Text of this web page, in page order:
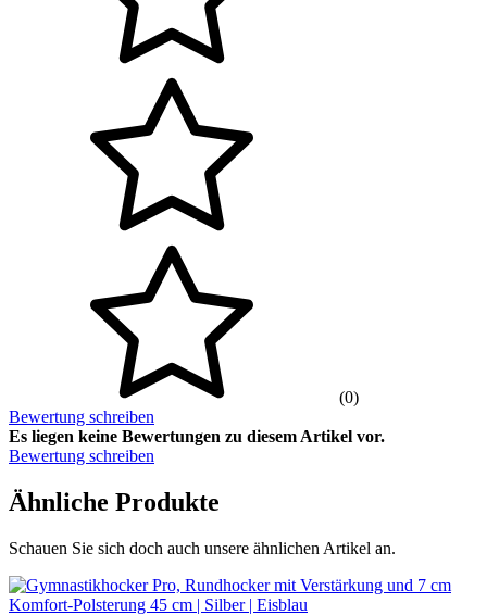
(0)
Bewertung schreiben
Es liegen keine Bewertungen zu diesem Artikel vor.
Bewertung schreiben
Ähnliche Produkte
Schauen Sie sich doch auch unsere ähnlichen Artikel an.